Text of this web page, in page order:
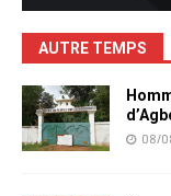
AUTRE TEMPS
08/